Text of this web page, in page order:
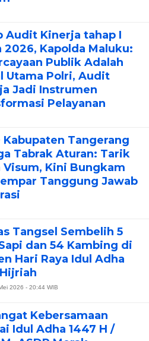
Audit Kinerja tahap I
2026, Kapolda Maluku:
Publik Adalah
Utama Polri, Audit
Jadi Instrumen
Pelayanan
Kabupaten Tangerang
Tabrak Aturan: Tarik
Visum, Kini Bungkam
Tanggung Jawab
Tangsel Sembelih 5
dan 54 Kambing di
Hari Raya Idul Adha
2026 - 20:44 WIB
Kebersamaan
Idul Adha 1447 H /